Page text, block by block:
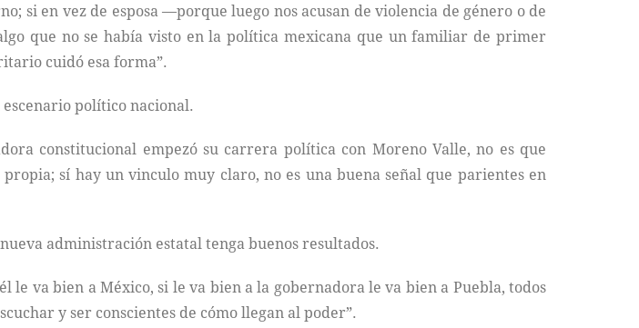
si en vez de esposa —porque luego nos acusan de violencia de género o de
que no se había visto en la política mexicana que un familiar de primer
cuidó esa forma”.
político nacional.
constitucional empezó su carrera política con Moreno Valle, no es que
sí hay un vinculo muy claro, no es una buena señal que parientes en
administración estatal tenga buenos resultados.
le va bien a México, si le va bien a la gobernadora le va bien a Puebla, todos
y ser conscientes de cómo llegan al poder”.